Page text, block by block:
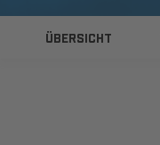
ÜBERSICHT